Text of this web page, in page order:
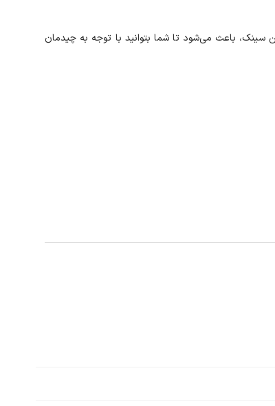
باعث می‌شود تا شما بتوانید با توجه به چیدمان